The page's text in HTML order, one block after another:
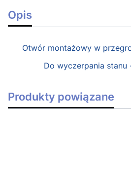
Opis
Otwór montażowy w
Do wyczerpania stanu
Produkty powiązane